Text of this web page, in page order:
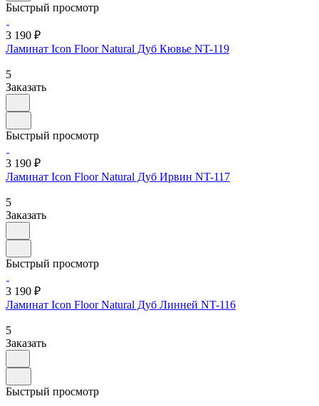
Быстрый просмотр
3 190 ₽
Ламинат Icon Floor Natural Дуб Кювье NT-119
5
Заказать
Быстрый просмотр
3 190 ₽
Ламинат Icon Floor Natural Дуб Ирвин NT-117
5
Заказать
Быстрый просмотр
3 190 ₽
Ламинат Icon Floor Natural Дуб Линней NT-116
5
Заказать
Быстрый просмотр